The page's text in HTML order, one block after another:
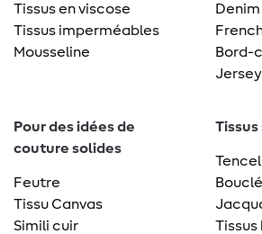
Tissus en viscose
Tissus imperméables
Mousseline
Denim
Bord-
Pour des idées de
couture solides
Feutre
Tissu Canvas
Simili cuir
Tencel
Bouclé